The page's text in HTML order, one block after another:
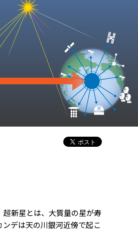
超新星とは、大質量の星が寿
デは天の川銀河近傍で起こ